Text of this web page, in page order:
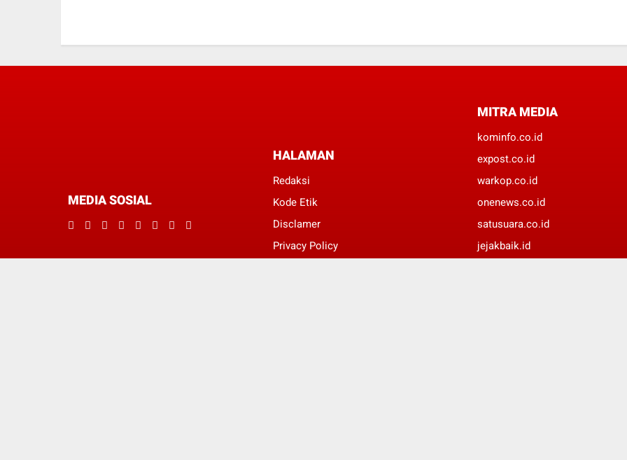
MEDIA SOSIAL
HALAMAN
Redaksi
Kode Etik
Disclamer
Privacy Policy
MITRA MEDIA
kominfo.co.id
expost.co.id
warkop.co.id
onenews.co.id
satusuara.co.id
jejakbaik.id